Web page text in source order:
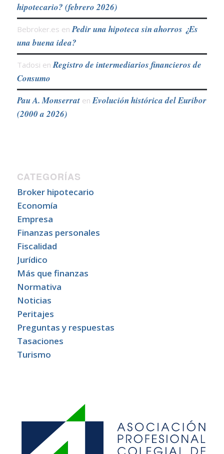
hipotecario? (febrero 2026)
Bebroker.es en Pedir una hipoteca sin ahorros ¿Es
una buena idea?
Tadosi en Registro de intermediarios financieros de
Consumo
Pau A. Monserraten Evolución histórica del Euribor
(2000 a 2026)
CATEGORÍAS
Broker hipotecario
Economía
Empresa
Finanzas personales
Fiscalidad
Jurídico
Más que finanzas
Normativa
Noticias
Peritajes
Preguntas y respuestas
Tasaciones
Turismo